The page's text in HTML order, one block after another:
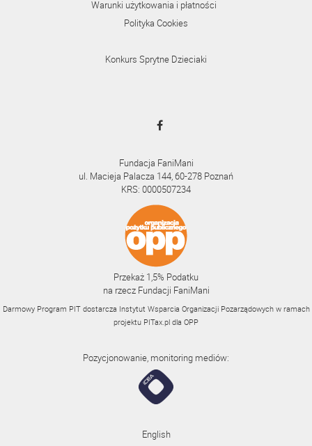
Warunki użytkowania i płatności
Polityka Cookies
Konkurs Sprytne Dzieciaki
Fundacja FaniMani
ul. Macieja Palacza 144, 60-278 Poznań
KRS: 0000507234
Przekaż 1,5% Podatku
na rzecz Fundacji FaniMani
Darmowy Program PIT dostarcza Instytut Wsparcia Organizacji Pozarządowych w ramach
projektu PITax.pl dla OPP
Pozycjonowanie, monitoring mediów:
English